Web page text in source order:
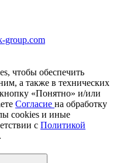
group.com
чтобы обеспечить
а также в технических
«Понятно» и/или
Согласие на обработку
cookies и иные
с Политикой
.